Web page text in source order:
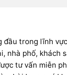
trong lĩnh
phố, khách
tư vấn miễn